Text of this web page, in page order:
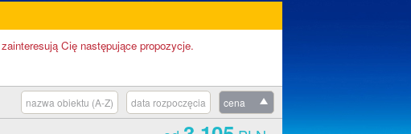
Cię następujące propozycje.
cena
data rozpoczęcia
nazwa obiektu (A-Z)